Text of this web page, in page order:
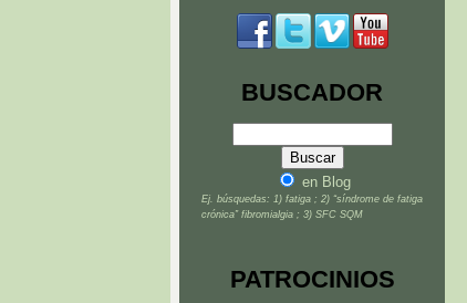
BUSCADOR
en Blog
Ej. búsquedas: 1) fatiga ; 2) “síndrome de fatiga
crónica” fibromialgia ; 3) SFC SQM
PATROCINIOS